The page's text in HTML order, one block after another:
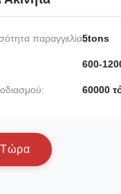
παραγγελίας:5tons
600-
60000
Τώρα